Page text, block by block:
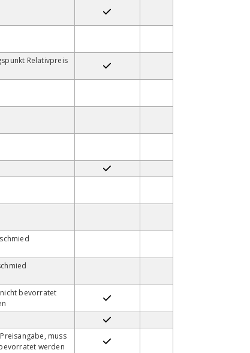
Relativpreis
bevorratet
muss
werden